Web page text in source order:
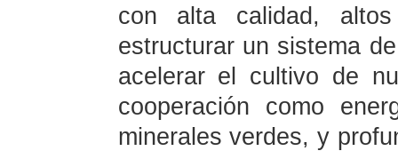
con alta calidad,
estructurar un sistema
acelerar el cultivo de
cooperación como
minerales verdes, y